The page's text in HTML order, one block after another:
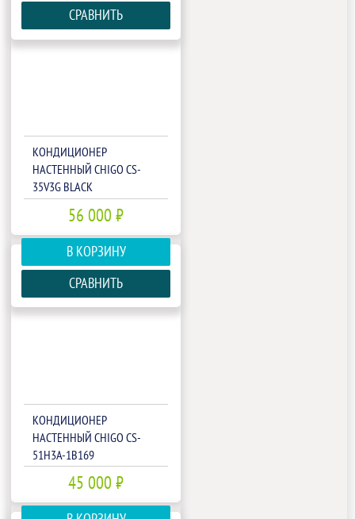
СРАВНИТЬ
КОНДИЦИОНЕР
НАСТЕННЫЙ CHIGO CS-
35V3G BLACK
56 000 ₽
В КОРЗИНУ
СРАВНИТЬ
КОНДИЦИОНЕР
НАСТЕННЫЙ CHIGO CS-
51H3A-1B169
45 000 ₽